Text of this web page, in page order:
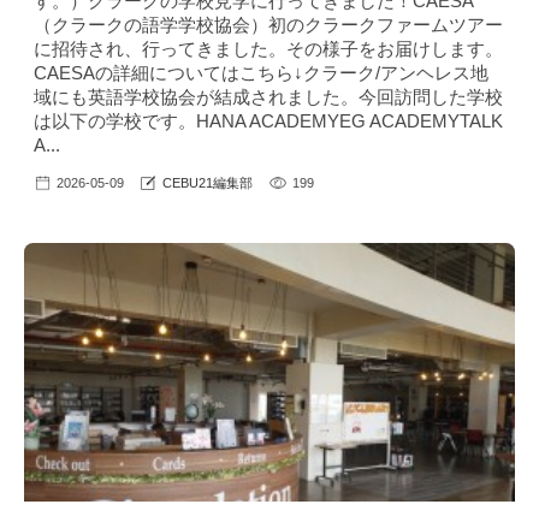
（クラークの語学学校協会）初のクラークファームツアー
に招待され、行ってきました。その様子をお届けします。
CAESAの詳細についてはこちら↓クラーク/アンヘレス地
域にも英語学校協会が結成されました。今回訪問した学校
は以下の学校です。HANA ACADEMYEG ACADEMYTALK
A...
2026-05-09 CEBU21編集部 199